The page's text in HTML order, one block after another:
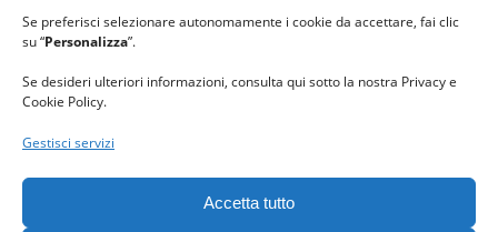
Se preferisci selezionare autonomamente i cookie da accettare, fai clic
su “Personalizza”.
Se desideri ulteriori informazioni, consulta qui sotto la nostra Privacy e
Cookie Policy.
Gestisci servizi
Accetta tutto